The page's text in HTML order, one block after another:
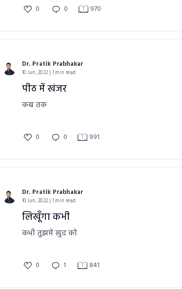
0 0 970
Dr. Pratik Prabhakar
10 Jun, 2022 | 1 min read
पीठ में खंजर
कब तक
0 0 991
Dr. Pratik Prabhakar
10 Jun, 2022 | 1 min read
लिखूँगा कभी
कभी तुझमें खुद को
0 1 841